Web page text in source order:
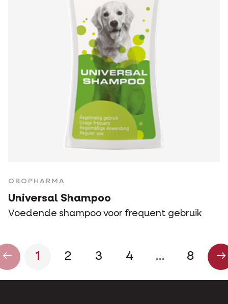
OROPHARMA
Universal Shampoo
Voedende shampoo voor frequent gebruik
1 2 3 4 … 8